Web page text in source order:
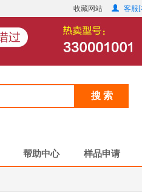
收藏网站 客服[
搜 索
帮助中心 样品申请